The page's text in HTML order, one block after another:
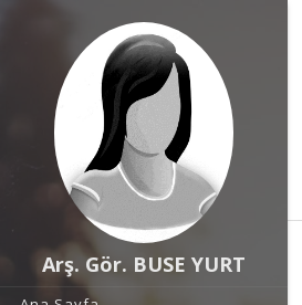
Arş. Gör. BUSE YURT